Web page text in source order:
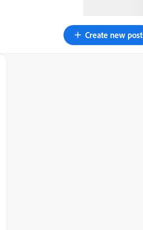
Create new post